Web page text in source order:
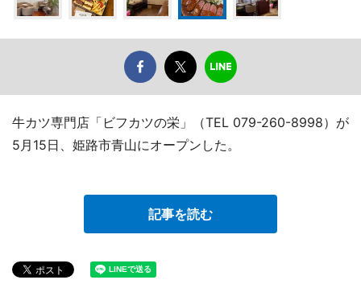
牛カツ専門店「ビフカツの栄」（TEL 079-260-8998）が
5月15日、姫路市青山にオープンした。
記事を読む